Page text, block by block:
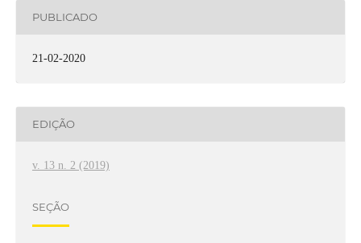
PUBLICADO
21-02-2020
EDIÇÃO
v. 13 n. 2 (2019)
SEÇÃO